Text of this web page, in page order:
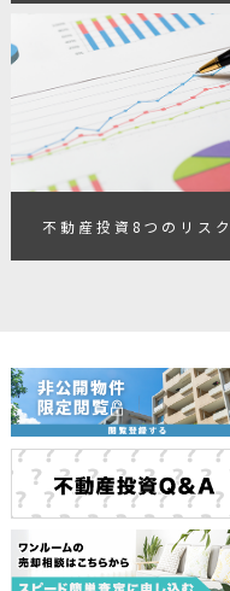
不動産投資8つのリスク